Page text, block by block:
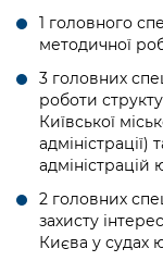
1 головного
методичної
3 головних
роботи
Київської
2 головних
захисту
Києва у судах